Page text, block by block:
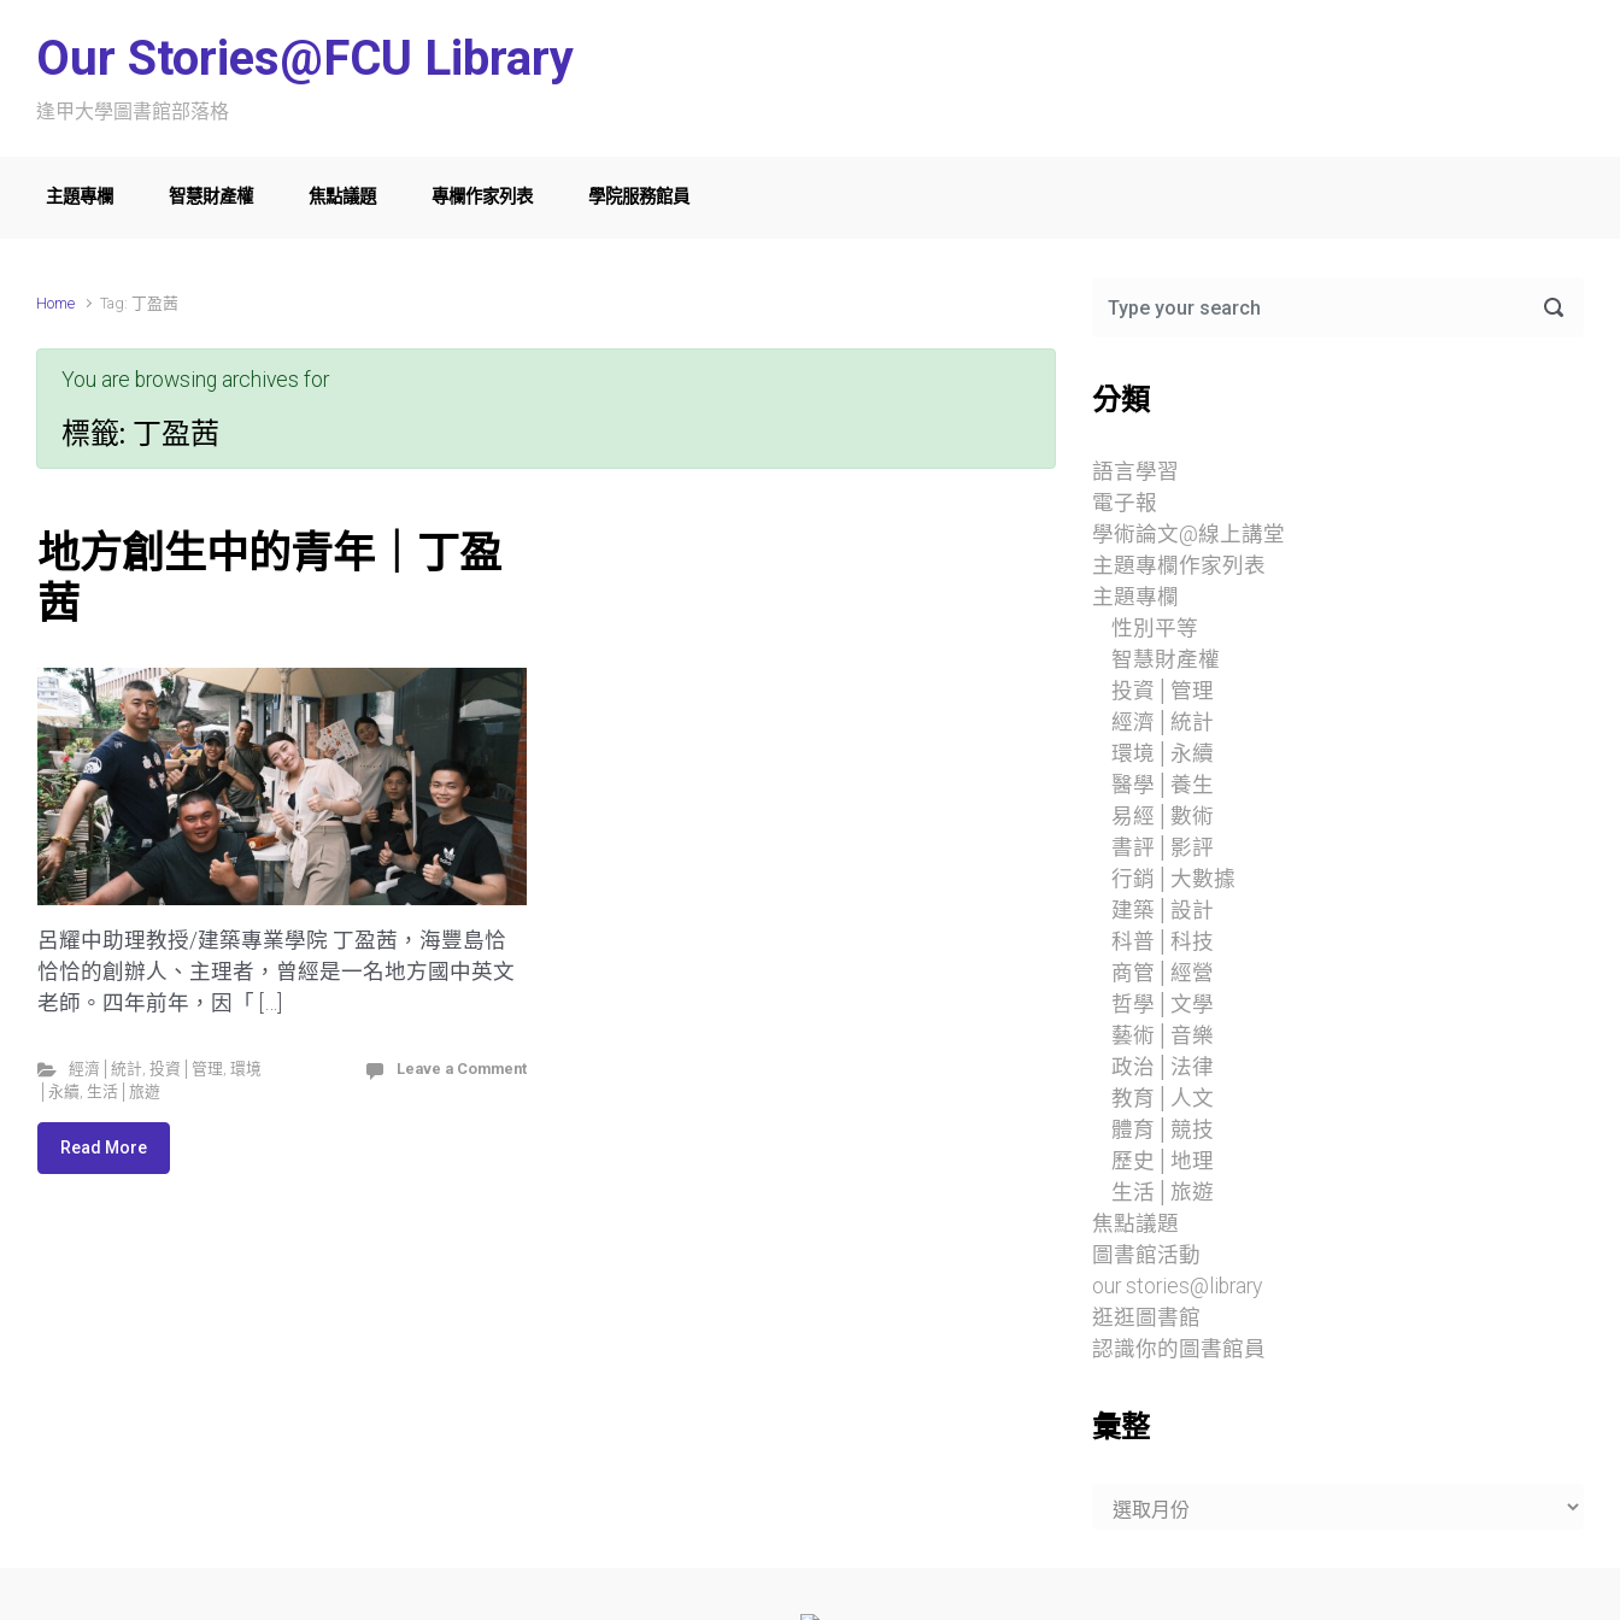
Our Stories@FCU Library
逢甲大學圖書館部落格
主題專欄 智慧財產權 焦點議題 專欄作家列表 學院服務館員
Home Tag: 丁盈茜
You are browsing archives for
標籤: 丁盈茜
地方創生中的青年｜丁盈
茜
呂耀中助理教授/建築專業學院 丁盈茜，海豐島恰
恰恰的創辦人、主理者，曾經是一名地方國中英文
老師。四年前年，因「 […]
經濟│統計, 投資│管理, 環境
│永續, 生活│旅遊
Leave a Comment
Read More
分類
語言學習
電子報
學術論文@線上講堂
主題專欄作家列表
主題專欄
性別平等
智慧財產權
投資│管理
經濟│統計
環境│永續
醫學│養生
易經│數術
書評│影評
行銷│大數據
建築│設計
科普│科技
商管│經營
哲學│文學
藝術│音樂
政治│法律
教育│人文
體育│競技
歷史│地理
生活│旅遊
焦點議題
圖書館活動
our stories@library
逛逛圖書館
認識你的圖書館員
彙整